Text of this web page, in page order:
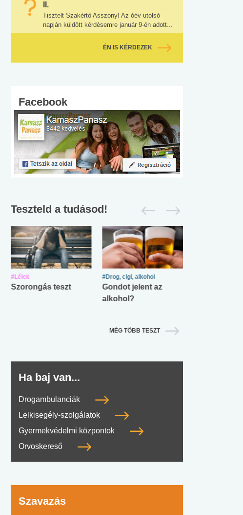
II.
Tisztelt Szakértő Asszony! Az óév utolsó
napján küldött kérdésemre január 9-én adott...
ÉN IS KÉRDEZEK
Facebook
Teszteld a tudásod!
#Lélek
Szorongás teszt
#Drog, cigi, alkohol
Gondot jelent az
alkohol?
MÉG TÖBB TESZT
Ha baj van...
Drogambulanciák
Lelkisegély-szolgálatok
Gyermekvédelmi központok
Orvoskereső
Szavazás